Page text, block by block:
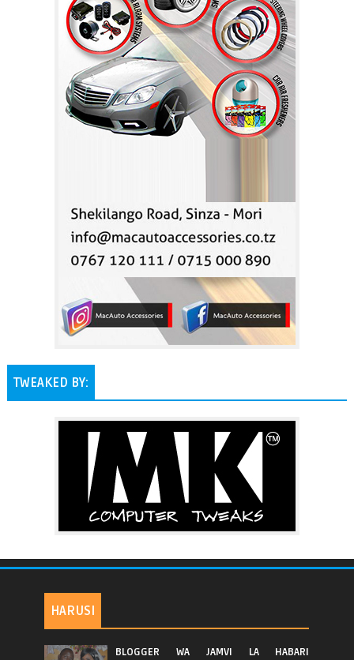
TWEAKED BY:
HARUSI
BLOGGER WA JAMVI LA HABARI